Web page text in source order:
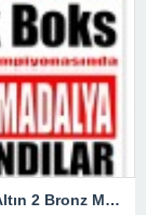
Anamur’lu Sporculardan Büyük Başarı ; 1 Altın 2 Bronz Madalya Kazandılar